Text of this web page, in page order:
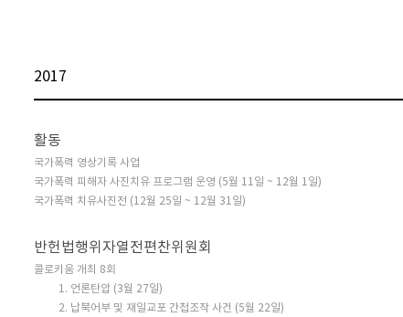
2017
활동
국가폭력 영상기록 사업
국가폭력 피해자 사진치유 프로그램 운영 (5월 11일 ~ 12월 1일)
국가폭력 치유사진전 (12월 25일 ~ 12월 31일)
반헌법행위자열전편찬위원회
콜로키움 개최 8회
1. 언론탄압 (3월 27일)
2. 납북어부 및 재일교포 간첩조작 사건 (5월 22일)